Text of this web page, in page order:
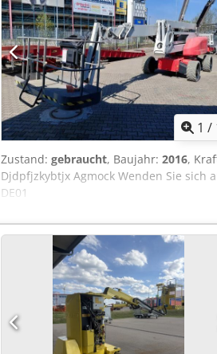
1 /
Zustand: gebraucht, Baujahr: 2016,
Djdpfjzkybtjx Agmock Wenden Sie
DE01